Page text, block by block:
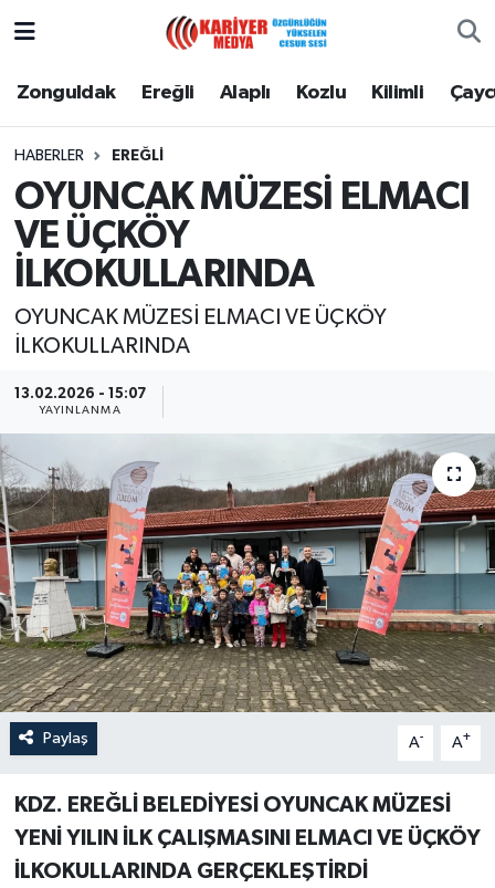
Zonguldak Ereğli Alaplı Kozlu Kilimli
HABERLER EREĞLI
OYUNCAK MÜZESİ ELMACI
VE ÜÇKÖY
İLKOKULLARINDA
OYUNCAK MÜZESİ ELMACI VE ÜÇKÖY
İLKOKULLARINDA
13.02.2026 - 15:07
YAYINLANMA
Paylaş A- A+
KDZ. EREĞLİ BELEDİYESİ OYUNCAK MÜZESİ
YENİ YILIN İLK ÇALIŞMASINI ELMACI VE ÜÇKÖY
İLKOKULLARINDA GERÇEKLEŞTİRDİ
Zonguldak
Alaplı
Kozlu
Kilimli
Devrek
Özel
Mesaj
Dergim
Ulusal
Zonguldak Nöbetçi Eczaneler
Zonguldak Namaz Vakitleri
Zonguldak Trafik Yoğunluk Haritası
Puan Durumu ve Fikstür
Son Dakika Haberleri
Haber Arşivi